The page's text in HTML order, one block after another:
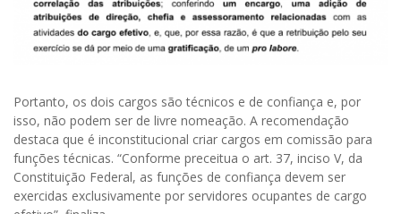
Portanto, os dois cargos são técnicos e de confiança e, por
isso, não podem ser de livre nomeação. A recomendação
destaca que é inconstitucional criar cargos em comissão para
funções técnicas. “Conforme preceitua o art. 37, inciso V, da
Constituição Federal, as funções de confiança devem ser
exercidas exclusivamente por servidores ocupantes de cargo